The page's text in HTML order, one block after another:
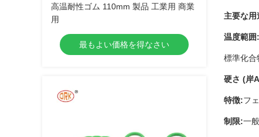
高温耐性ゴム 110mm 製品 工業用 商業
用
最もよい価格を得なさい
主要な用
温度範囲:
標準化合
硬さ (岸
特徴:フ
制限:一